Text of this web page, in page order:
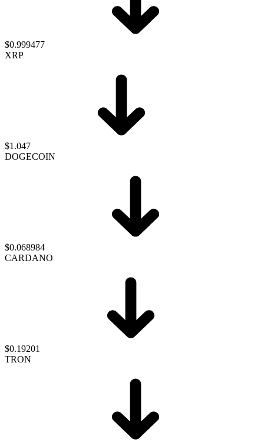
$0.999477
XRP
$1.047
DOGECOIN
$0.068984
CARDANO
$0.19201
TRON